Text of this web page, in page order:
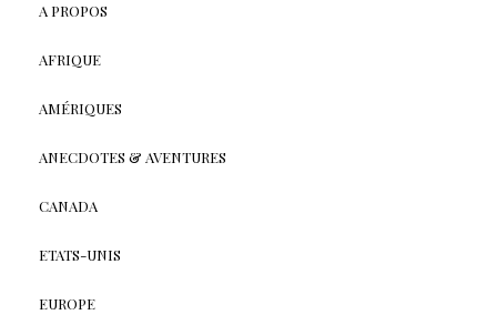
A PROPOS
AFRIQUE
AMÉRIQUES
ANECDOTES & AVENTURES
CANADA
ETATS-UNIS
EUROPE